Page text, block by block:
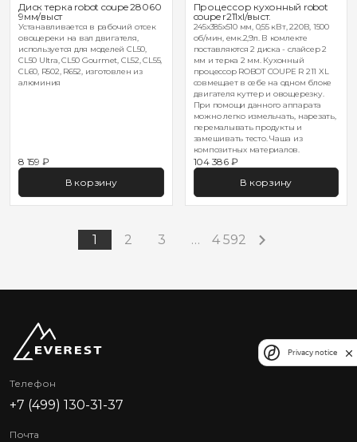
Диск терка robot coupe 28060
9мм/выст
Устанавливается в рабочий отсек
овощереки на вал двигателя,
используется для моделей CL50,
CL50 Ultra, CL50 Gourmet, CL52, CL55,
CL60, R502, R652, изготовлен из
алюминия
8 159 ₽
В корзину
Процессор кухонный robot
coupe r211xl/выст.
245х385х510 мм, 0,55 кВт, 220В, 1500
об/мин, емк.2,9л. В комлекте
поставляются 2 диска - слайсер 2
мм и терка 2 мм. Кухонный
процессор ROBOT COUPE R 211 XL
совмещает в себе на одном блоке
двигателя куттер и овощерезку.
При помощи данного аппарата
можно легко измельчать, нарезать,
перемалывать продукты и
замешивать тесто. Чаша из
композитных материалов.
104 386 ₽
В корзину
1 2 3 … 4 592
Телефон
+7 (499) 130-31-37
Почта
Privacy notice